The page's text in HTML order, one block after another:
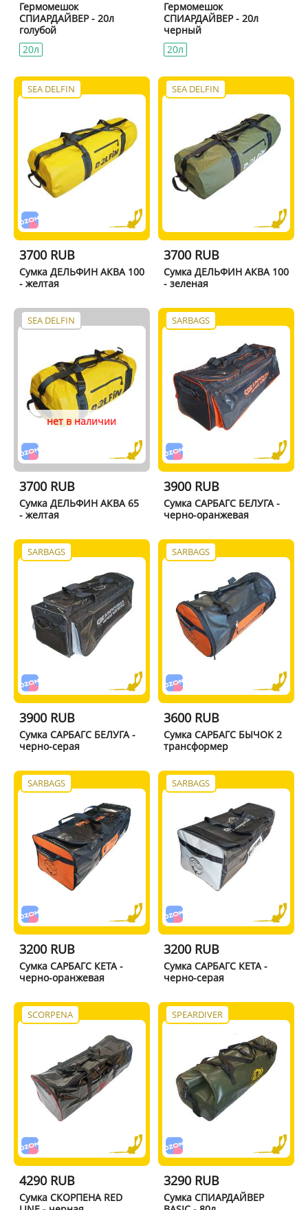
Гермомешок
СПИАРДАЙВЕР - 20л
голубой
20л
Гермомешок
СПИАРДАЙВЕР - 20л
черный
20л
SEA DELFIN
3700 RUB
Сумка ДЕЛЬФИН АКВА 100
- желтая
SEA DELFIN
3700 RUB
Сумка ДЕЛЬФИН АКВА 100
- зеленая
SEA DELFIN
нет в наличии
3700 RUB
Сумка ДЕЛЬФИН АКВА 65
- желтая
SARBAGS
3900 RUB
Сумка САРБАГС БЕЛУГА -
черно-оранжевая
SARBAGS
3900 RUB
Сумка САРБАГС БЕЛУГА -
черно-серая
SARBAGS
3600 RUB
Сумка САРБАГС БЫЧОК 2
трансформер
SARBAGS
3200 RUB
Сумка САРБАГС КЕТА -
черно-оранжевая
SARBAGS
3200 RUB
Сумка САРБАГС КЕТА -
черно-серая
SCORPENA
4290 RUB
Сумка СКОРПЕНА RED
SPEARDIVER
3290 RUB
Сумка СПИАРДАЙВЕР